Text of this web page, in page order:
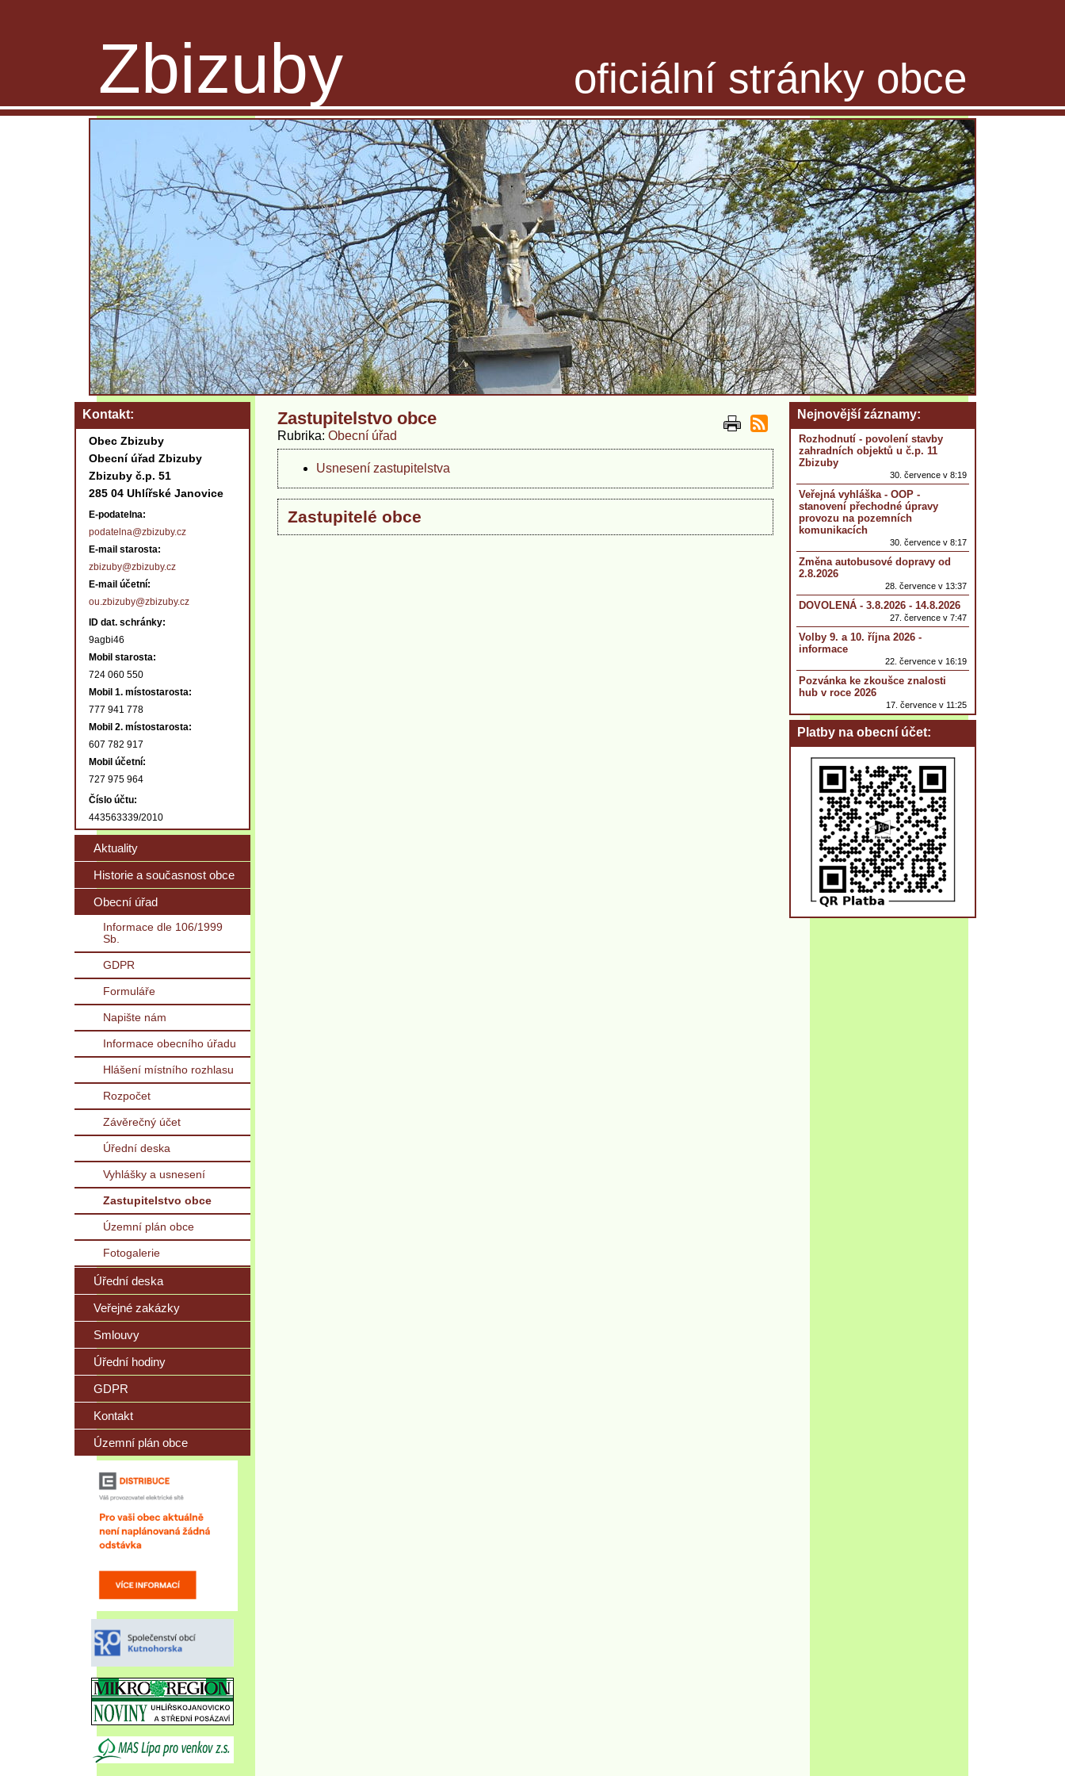
Zbizuby oficiální stránky obce
Zastupitelstvo obce
Rubrika Obecní úřad
Usnesení zastupitelstva
Zastupitelé obce
Kontakt
Obec Zbizuby
Obecní úřad Zbizuby
Zbizuby č.p. 51
285 04 Uhlířské Janovice
E-podatelna:
podatelna@zbizuby.cz
E-mail starosta:
zbizuby@zbizuby.cz
E-mail účetní:
ou.zbizuby@zbizuby.cz
ID dat. schránky:
9agbi46
Mobil starosta:
724 060 550
Mobil 1. místostarosta:
777 941 778
Mobil 2. místostarosta:
607 782 917
Mobil účetní:
727 975 964
Číslo účtu:
443563339/2010
Aktuality
Historie a současnost obce
Obecní úřad
Informace dle 106/1999
Sb.
GDPR
Formuláře
Napište nám
Informace obecního úřadu
Hlášení místního rozhlasu
Rozpočet
Závěrečný účet
Úřední deska
Vyhlášky a usnesení
Zastupitelstvo obce
Územní plán obce
Fotogalerie
Úřední deska
Veřejné zakázky
Smlouvy
Úřední hodiny
GDPR
Kontakt
Územní plán obce
Nejnovější záznamy
Rozhodnutí - povolení stavby
zahradních objektů u č.p. 11
Zbizuby
30. července v 8:19
Veřejná vyhláška - OOP -
stanovení přechodné úpravy
provozu na pozemních
komunikacích
30. července v 8:17
Změna autobusové dopravy od
2.8.2026
28. července v 13:37
DOVOLENÁ - 3.8.2026 - 14.8.2026
27. července v 7:47
Volby 9. a 10. října 2026 -
informace
22. července v 16:19
Pozvánka ke zkoušce znalosti
hub v roce 2026
17. července v 11:25
Platby na obecní účet